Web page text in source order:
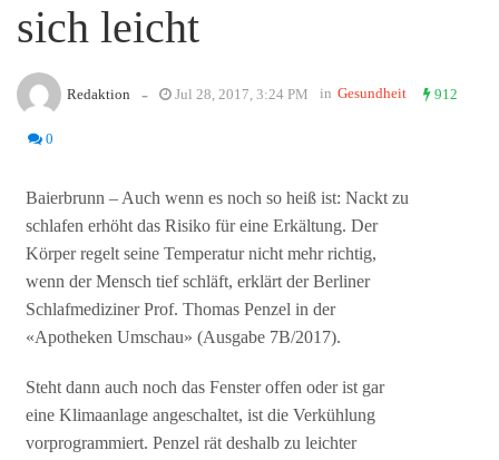
sich leicht
Redaktion - Jul 28, 2017, 3:24 PM in Gesundheit 912
0
Baierbrunn – Auch wenn es noch so heiß ist: Nackt zu
schlafen erhöht das Risiko für eine Erkältung. Der
Körper regelt seine Temperatur nicht mehr richtig,
wenn der Mensch tief schläft, erklärt der Berliner
Schlafmediziner Prof. Thomas Penzel in der
«Apotheken Umschau» (Ausgabe 7B/2017).
Steht dann auch noch das Fenster offen oder ist gar
eine Klimaanlage angeschaltet, ist die Verkühlung
vorprogrammiert. Penzel rät deshalb zu leichter